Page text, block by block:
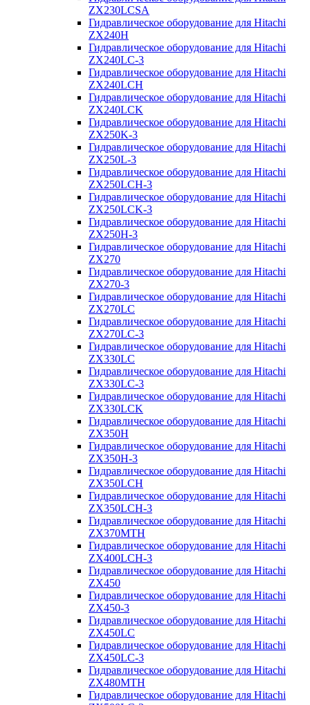
ZX230LCSA
Гидравлическое оборудование для Hitachi
ZX240H
Гидравлическое оборудование для Hitachi
ZX240LC-3
Гидравлическое оборудование для Hitachi
ZX240LCH
Гидравлическое оборудование для Hitachi
ZX240LCK
Гидравлическое оборудование для Hitachi
ZX250K-3
Гидравлическое оборудование для Hitachi
ZX250L-3
Гидравлическое оборудование для Hitachi
ZX250LCH-3
Гидравлическое оборудование для Hitachi
ZX250LCK-3
Гидравлическое оборудование для Hitachi
ZX250Н-3
Гидравлическое оборудование для Hitachi
ZX270
Гидравлическое оборудование для Hitachi
ZX270-3
Гидравлическое оборудование для Hitachi
ZX270LC
Гидравлическое оборудование для Hitachi
ZX270LC-3
Гидравлическое оборудование для Hitachi
ZX330LC
Гидравлическое оборудование для Hitachi
ZX330LC-3
Гидравлическое оборудование для Hitachi
ZX330LCK
Гидравлическое оборудование для Hitachi
ZX350H
Гидравлическое оборудование для Hitachi
ZX350H-3
Гидравлическое оборудование для Hitachi
ZX350LCH
Гидравлическое оборудование для Hitachi
ZX350LCH-3
Гидравлическое оборудование для Hitachi
ZX370MTH
Гидравлическое оборудование для Hitachi
ZX400LCH-3
Гидравлическое оборудование для Hitachi
ZX450
Гидравлическое оборудование для Hitachi
ZX450-3
Гидравлическое оборудование для Hitachi
ZX450LC
Гидравлическое оборудование для Hitachi
ZX450LC-3
Гидравлическое оборудование для Hitachi
ZX480MTH
Гидравлическое оборудование для Hitachi